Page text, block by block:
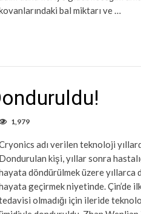
bal miktarı ve …
1,979
adı verilen teknoloji
Dondurulan kişi, yıllar sonra
döndürülmek üzere
geçirmek niyetinde. Çin’de
olmadığı için ileride